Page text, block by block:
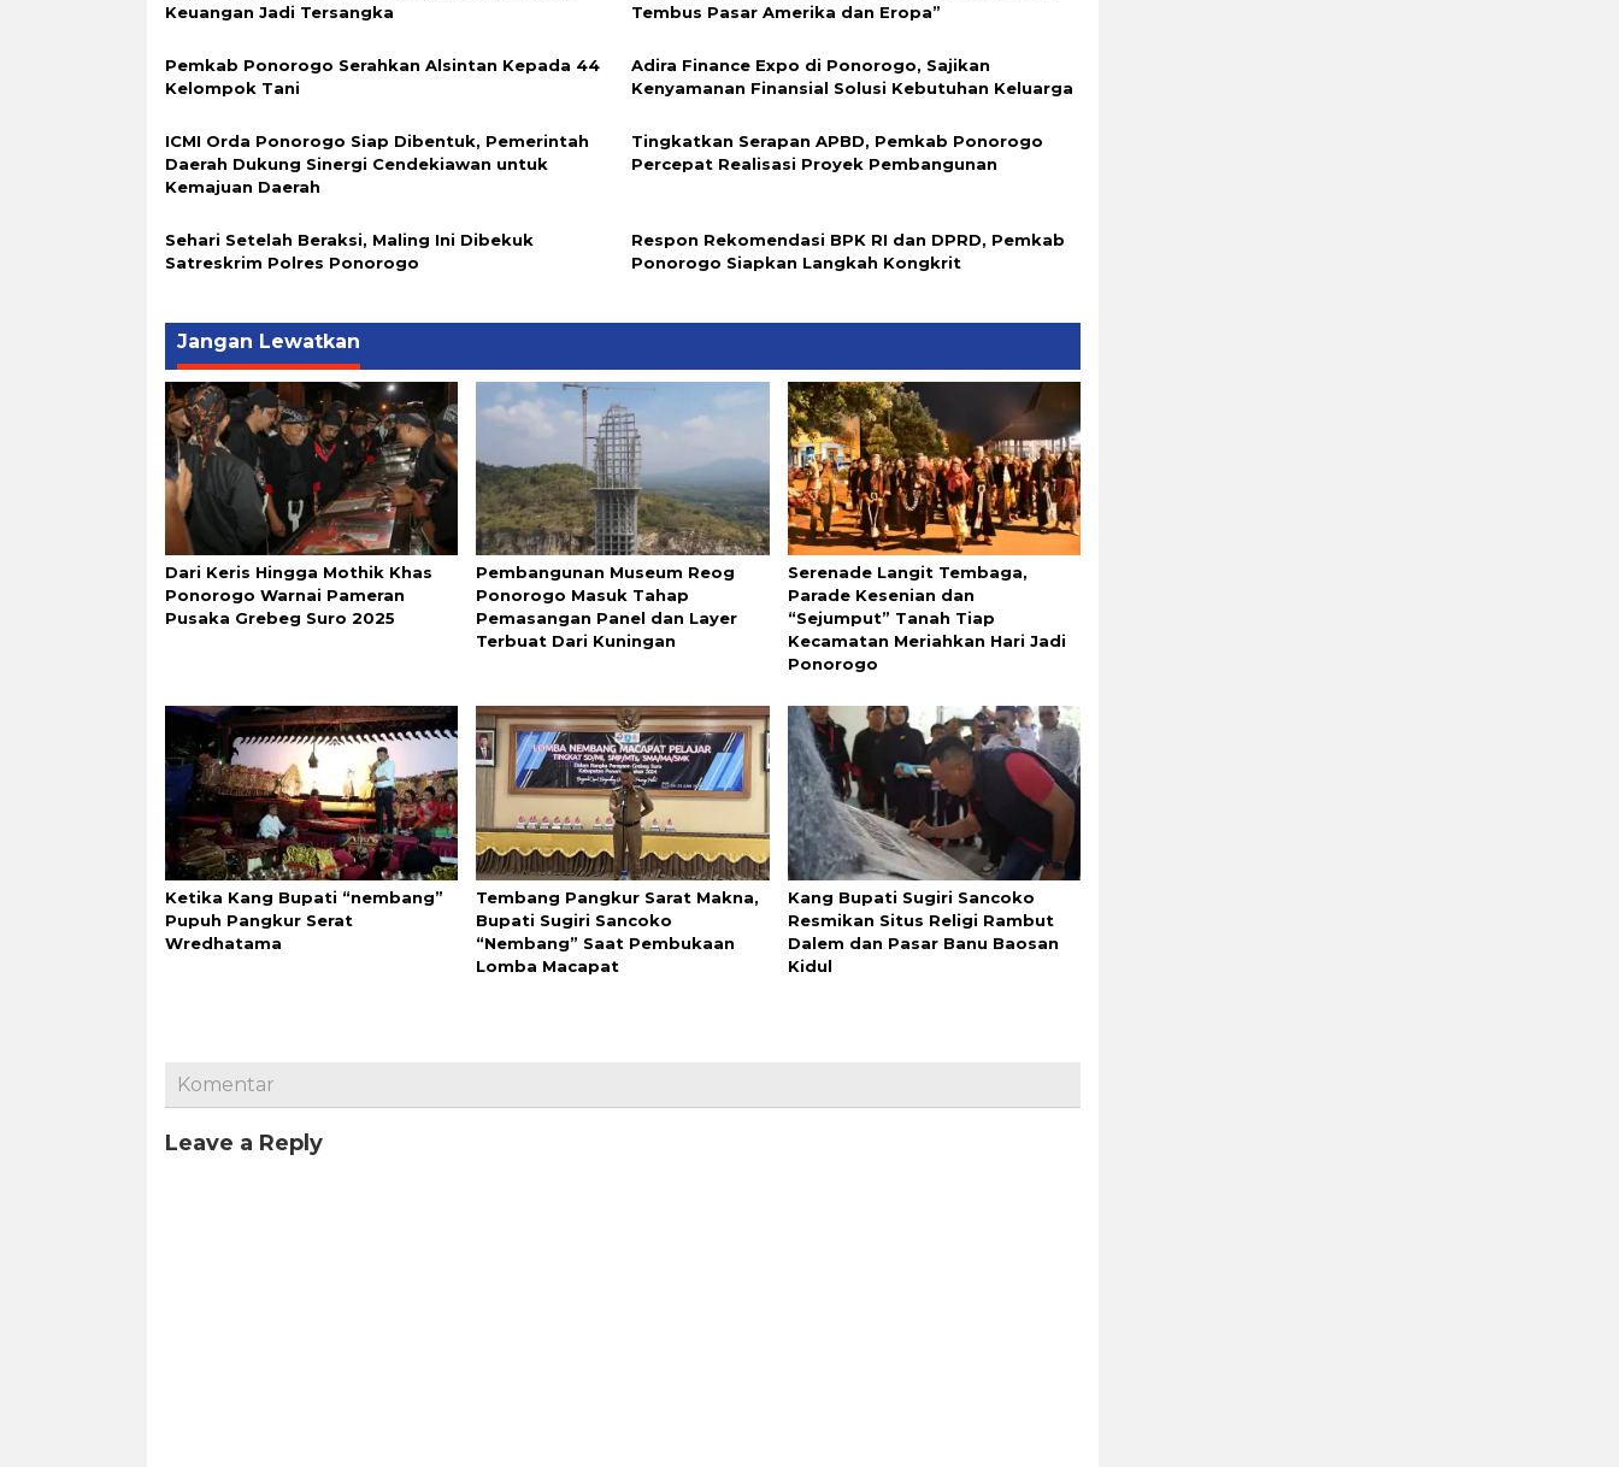
Keuangan Jadi Tersangka
Tembus Pasar Amerika dan Eropa”
Pemkab Ponorogo Serahkan Alsintan Kepada 44
Kelompok Tani
Adira Finance Expo di Ponorogo, Sajikan
Kenyamanan Finansial Solusi Kebutuhan Keluarga
ICMI Orda Ponorogo Siap Dibentuk, Pemerintah
Daerah Dukung Sinergi Cendekiawan untuk
Kemajuan Daerah
Tingkatkan Serapan APBD, Pemkab Ponorogo
Percepat Realisasi Proyek Pembangunan
Sehari Setelah Beraksi, Maling Ini Dibekuk
Satreskrim Polres Ponorogo
Respon Rekomendasi BPK RI dan DPRD, Pemkab
Ponorogo Siapkan Langkah Kongkrit
Jangan Lewatkan
Dari Keris Hingga Mothik Khas
Ponorogo Warnai Pameran
Pusaka Grebeg Suro 2025
Pembangunan Museum Reog
Ponorogo Masuk Tahap
Pemasangan Panel dan Layer
Terbuat Dari Kuningan
Serenade Langit Tembaga,
Parade Kesenian dan
“Sejumput” Tanah Tiap
Kecamatan Meriahkan Hari Jadi
Ponorogo
Ketika Kang Bupati “nembang”
Pupuh Pangkur Serat
Wredhatama
Tembang Pangkur Sarat Makna,
Bupati Sugiri Sancoko
“Nembang” Saat Pembukaan
Lomba Macapat
Kang Bupati Sugiri Sancoko
Resmikan Situs Religi Rambut
Dalem dan Pasar Banu Baosan
Kidul
Komentar
Leave a Reply